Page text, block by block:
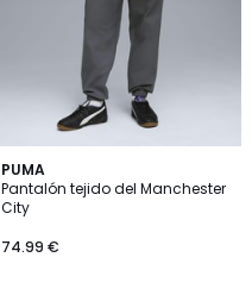
PUMA
Pantalón tejido del Manchester
City
74.99 €